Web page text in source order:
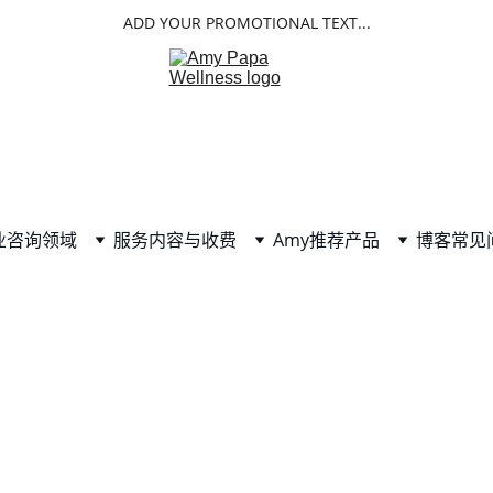
ADD YOUR PROMOTIONAL TEXT...
咨询领域 服务内容与收费 Amy推荐产品 博客常见